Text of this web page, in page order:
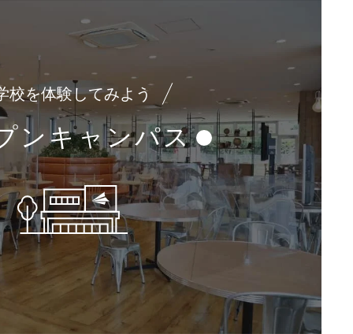
校を体験してみよう
ンキャンパス